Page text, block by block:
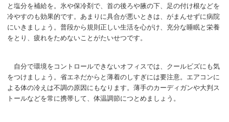
と塩分を補給を。氷や保冷剤で、首の後ろや腋の下、足の付け根などを
冷やすのも効果的です。あまりに具合が悪いときは、がまんせずに病院
にいきましょう。普段から規則正しい生活を心がけ、充分な睡眠と栄養
をとり、疲れをためないことがたいせつです。
自分で環境をコントロールできないオフィスでは、クールビズにも気
をつけましょう。省エネだからと薄着のしすぎには要注意。エアコンに
よる体の冷えは不調の原因にもなります。薄手のカーディガンや大判ス
トールなどを常に携帯して、体温調節につとめましょう。